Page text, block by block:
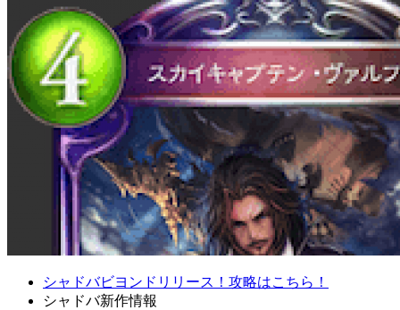
シャドバビヨンドリリース！攻略はこちら！
シャドバ新作情報